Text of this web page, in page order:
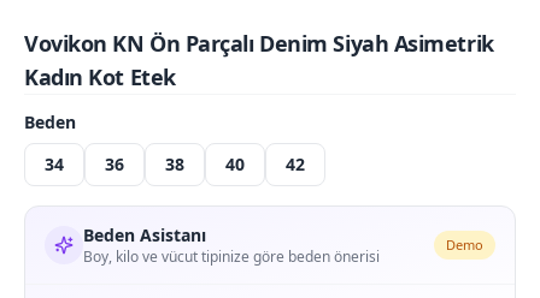
Ücretsiz İade
Vovikon KN Ön Parçalı Denim Siyah Asimetrik
Kadın Kot Etek
Beden
34
36 38 40 42
Beden Asistanı
Boy, kilo ve vücut tipinize göre beden önerisi
Demo